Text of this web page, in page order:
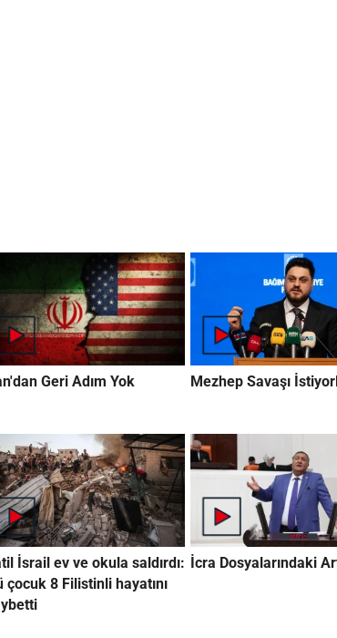
Geri Adım Yok Mezhep Savaşı
İsrail ev ve okula saldırdı:
çocuk 8 Filistinli hayatını
İcra Dosyalarındaki